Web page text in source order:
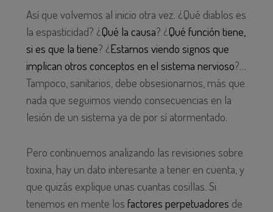
Así que volvemos al inicio otra vez. ¿Qué diablos es
la espasticidad? ¿Qué la causa? ¿Qué función tiene,
si es que la tiene? ¿Estamos viendo signos que
implican otros conceptos en el sistema nervioso?…
Tampoco, sanitarios, debe obsesionarnos, más que
nada que seguimos viendo consecuencias en la
lesión de un sistema ya de por sí atormentado.
Pero continuemos analizando las revisiones sobre
toxina, hay un dato interesante a tener en cuenta, y
que quizás explique unas cuantas cosillas. Si
tenemos en mente los factores perpetuadores de